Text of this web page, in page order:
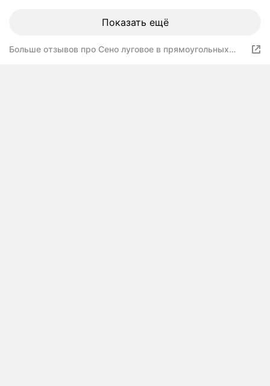
Показать ещё
Больше отзывов про Сено луговое в прямоугольных